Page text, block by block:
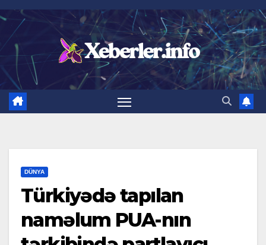
Skip
content
DÜNYA
Türkiyədə tapılan
naməlum PUA-nın